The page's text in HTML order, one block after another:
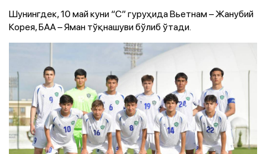
Шунингдек, 10 май куни “C” гуруҳида Вьетнам – Жанубий
Корея, БАА – Яман тўқнашуви бўлиб ўтади.